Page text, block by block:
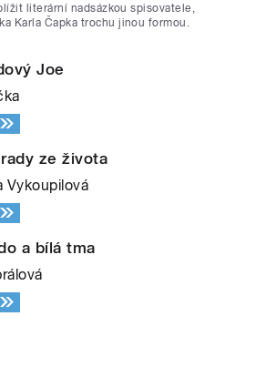
literární nadsázkou spisovatele,
Karla Čapka trochu jinou formou.
Joe
ze života
Vykoupilová
a bílá tma